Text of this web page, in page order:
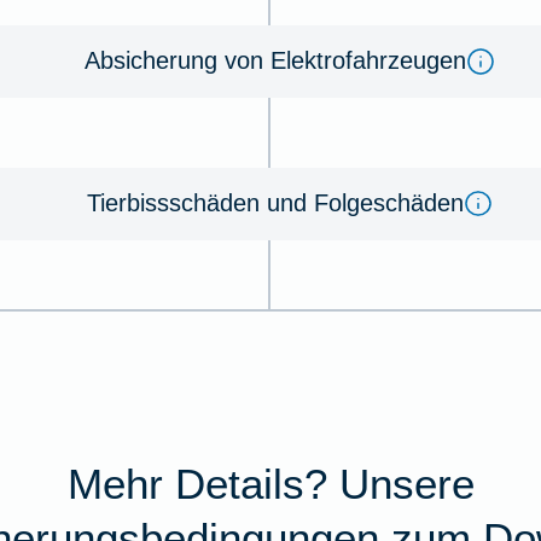
Absicherung von Elektrofahrzeugen
Tierbissschäden und Folgeschäden
Mehr Details? Unsere